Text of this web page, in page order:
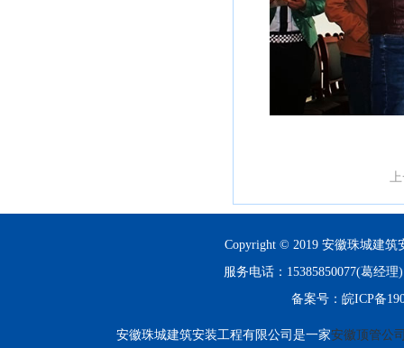
Copyright © 2019 安徽珠城建筑
服务电话：15385850077(葛经
备案号： 皖ICP备
安徽珠城建筑安装工程有限公司是一家安徽顶管公